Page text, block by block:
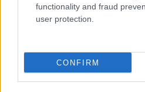
functionality and fraud
user protection.
CONFIRM